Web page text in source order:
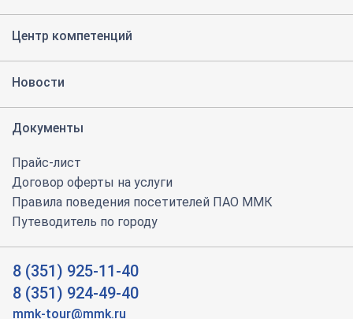
Центр компетенций
Новости
Документы
Прайс-лист
Договор оферты на услуги
Правила поведения посетителей ПАО ММК
Путеводитель по городу
8 (351) 925-11-40
8 (351) 924-49-40
mmk-tour@mmk.ru